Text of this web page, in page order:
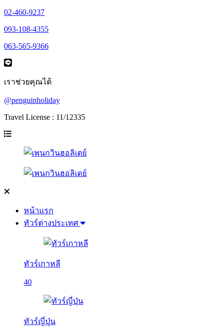
02-460-9237
093-108-4355
063-565-9366
เราช่วยคุณได้
@penguinholiday
Travel License : 11/12335
หน้าแรก
ทัวร์ต่างประเทศ
ทัวร์เกาหลี
40
ทัวร์ญี่ปุ่น